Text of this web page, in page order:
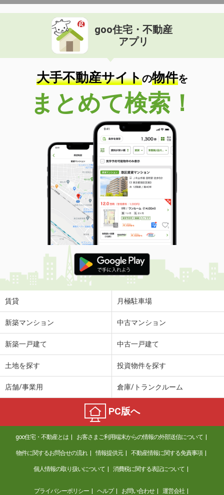
goo住宅・不動産
アプリ
大手不動産サイトの物件を
まとめて検索！
賃貸 月極駐車場
新築マンション 中古マンション
新築一戸建て 中古一戸建て
土地を探す 投資物件を探す
店舗/事業用 倉庫/トランクルーム
PC版へ
goo住宅・不動産とは お客さまご利用端末からの情報の外部送信について
物件に関するお問合せの流れ 情報提供元 不動産情報に関する免責事項
個人情報の取り扱いについて 消費税に関する表記について
プライバシーポリシー ヘルプ お問い合わせ 運営会社